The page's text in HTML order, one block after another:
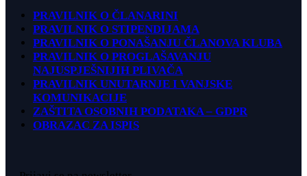
PRAVILNIK O ČLANARINI
PRAVILNIK O STIPENDIJAMA
PRAVILNIK O PONAŠANJU ČLANOVA KLUBA
PRAVILNIK O PROGLAŠAVANJU
NAJUSPJEŠNIJIH PLIVAČA
PRAVILNIK UNUTARNJE I VANJSKE
KOMUNIKACIJE
ZAŠTITA OSOBNIH PODATAKA – GDPR
OBRAZAC ZA ISPIS